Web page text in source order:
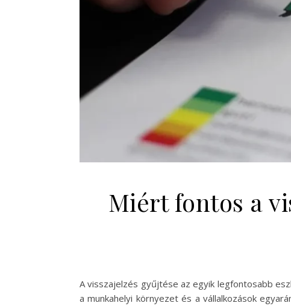
Miért fontos a
A visszajelzés gyűjtése az egyik legfontosabb
a munkahelyi környezet és a vállalkozások